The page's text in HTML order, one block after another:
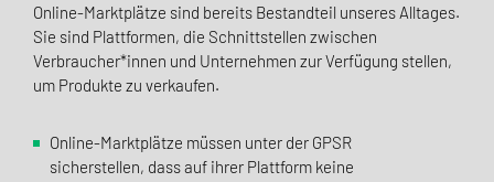
Online-Marktplätze sind bereits Bestandteil unseres Alltages.
Sie sind Plattformen, die Schnittstellen zwischen
Verbraucher*innen und Unternehmen zur Verfügung stellen,
um Produkte zu verkaufen.
Online-Marktplätze müssen unter der GPSR
sicherstellen, dass auf ihrer Plattform keine